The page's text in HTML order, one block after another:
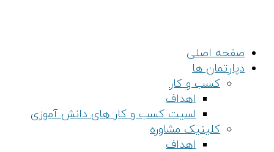
اصلی
ها
کسب و کار
لسیت کسب و کار های دانش آموزی
کلینیک مشاوره